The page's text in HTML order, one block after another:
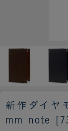
新作 ダイヤ
mm note